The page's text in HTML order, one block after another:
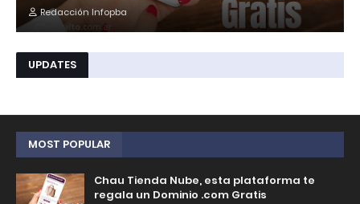
Redacción Infopba
UPDATES
MOST POPULAR
Chau Tienda Nube, esta plataforma te
regala un Dominio .com Gratis